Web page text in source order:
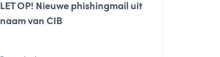
LET OP! Nieuwe phishingmail uit
naam van CIB